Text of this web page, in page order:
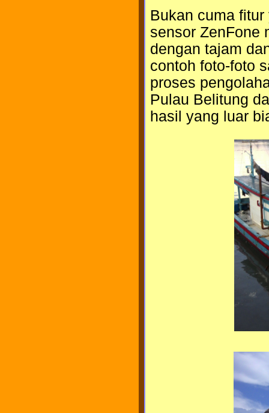
Bukan cuma
sensor ZenFone
dengan tajam
contoh foto-foto
proses
Pulau Belitung
hasil yang luar